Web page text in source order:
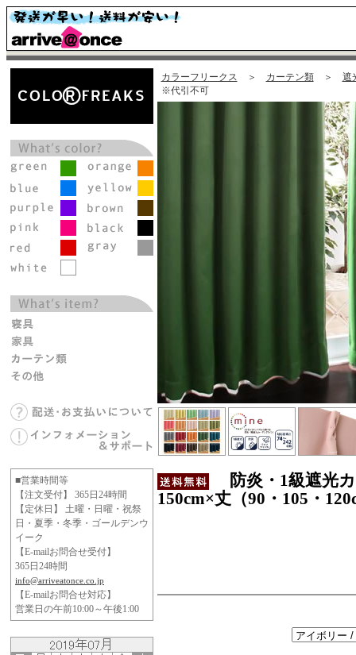
カラーフリークス ＞ カーテン類＞ 遮
※代引不可
防炎・1級遮光
150cm×丈（90・105・
■営業時間等
【注文受付】 365日24時間
【定休日】 土曜・日曜・祝祭
日・夏季・冬季・ゴールデンウ
イーク
【E-mailお問合せ受付】
365日24時間
info@arriveatonce.co.jp
【E-mailお問合せ対応】
営業日の午前10:00～午後1:00